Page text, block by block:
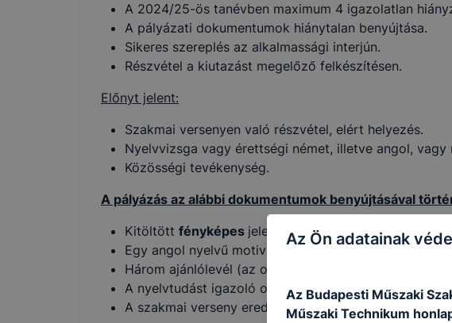
A 2024/25-ös tanévben maximum 4 igazolatlan
A pályázati dokumentumok hiánytalan benyújtása.
Sikeres szereplés az alkalmassági interjún.
Részvétel a kiutazást megelőző felkészítésen.
Előnyt jelent:
Szakmai versenyen való részvétel, elért helyezés.
Nyelvvizsga vagy érettségi német, illetve angol, vagy
Közösségi tevékenység.
A pályázás az alábbi dokumentumok benyújtásával
Kitöltött fényképes jelentkezési lap (honlapról
Egy angol nyelvű motivációs levél
Három ajánlólevél (az osztályfőnöktől, egy
A nyelvtudást igazoló okmány másolata (ha van)
A szakmai verseny eredményét dokumentáló irat
Az Ön adatainak
Az Budapesti Műszaki
Műszaki Technikum